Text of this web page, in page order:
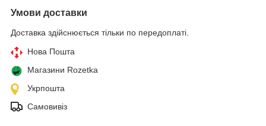
Умови доставки
Доставка здійснюється тільки по передоплаті.
Нова Пошта
Магазини Rozetka
Укрпошта
Самовивіз